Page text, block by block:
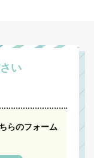
い
らのフォーム